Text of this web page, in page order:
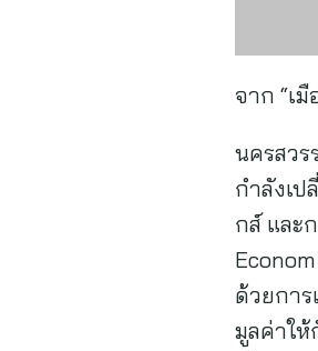
จาก “เ
นครสว
กำลังเ
กส์ และ
ด้วยการ
มูลค่าใ